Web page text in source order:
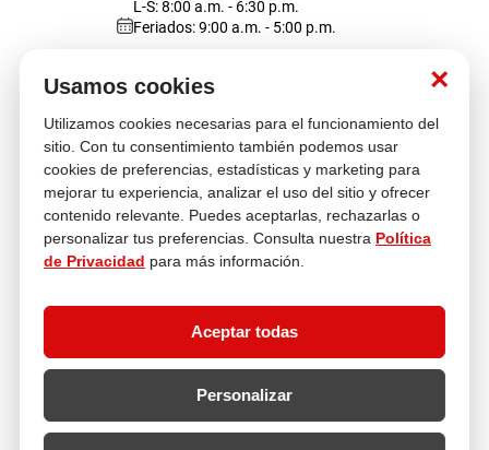
×
Usamos cookies
Utilizamos cookies necesarias para el funcionamiento del
sitio. Con tu consentimiento también podemos usar
cookies de preferencias, estadísticas y marketing para
mejorar tu experiencia, analizar el uso del sitio y ofrecer
contenido relevante. Puedes aceptarlas, rechazarlas o
personalizar tus preferencias. Consulta nuestra Política
de Privacidad para más información.
Aceptar todas
Personalizar
L-S: 8:00 a.m. - 6:30 p.m.
Feriados: 9:00 a.m. - 5:00 p.m.
Atención al cliente
Descubre más